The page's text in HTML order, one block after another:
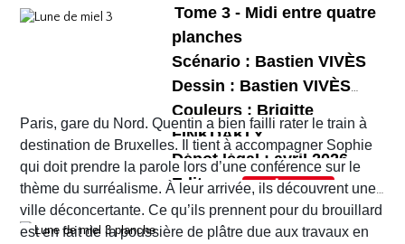
destin. Salomé se sent attirée par Iaokanann alors
qu’Hérode est prêt à tout pour la séduire. Lors de
la fête organisée pour l'anniversaire d'Hérode,
Salomé danse devant le roi qui, charmé, promet
de lui offrir tout ce qu’elle désire…
Dufaux
qui en a fait les sources principales de
son scénario superbement illustré par Eduard
Torrents. Ce nouveau péplum réunit tous les
ingrédients d’une bonne histoire comme Jean
Dufaux en a le secret. Il nous fait partager les
tensions familiales, les rivalités et jalousies
amoureuses, les jeux de pouvoir, les ambitions et
fragilités des uns et des autres. Le récit ne cesse
de nous surprendre et de nous tenir en haleine.
parfaitement le récit épique et sombre de Jean
L’ensemble bénéficie de couleurs travaillées et
poussées parBertrand Denoulet qui mettent bien
en lumière les décors et les costumes dont ceux
d'Hérodias et de Salomé.
Tome 3 - Midi entre quatre
planches
Scénario : Bastien VIVÈS
Dessin : Bastien VIVÈS
Couleurs : Brigitte
FINKDAKLY
Dépot légal : avril 2026
Editeur :
Format normal
EAN/ISBN : 978-2-203-29047-1
Paris, gare du Nord. Quentin a bien failli rater le train à
destination de Bruxelles. Il tient à accompagner Sophie
qui doit prendre la parole lors d’une conférence sur le
thème du surréalisme. À leur arrivée, ils découvrent une
ville déconcertante. Ce qu’ils prennent pour du brouillard
est en fait de la poussière de plâtre due aux travaux en